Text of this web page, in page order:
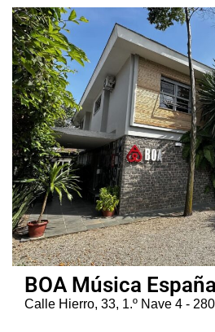
BOA Música España
Calle Hierro, 33, 1.º Nave 4 -